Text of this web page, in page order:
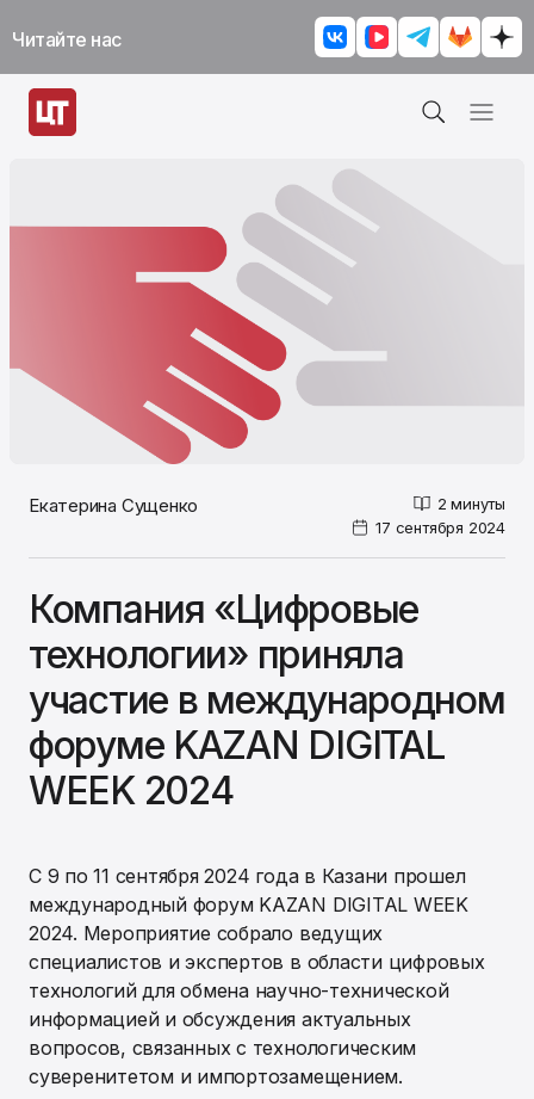
Читайте нас
Екатерина Сущенко
2 минуты
17 сентября 2024
Компания «Цифровые
технологии» приняла
участие в международном
форуме KAZAN DIGITAL
WEEK 2024
С 9 по 11 сентября 2024 года в Казани прошел
международный форум KAZAN DIGITAL WEEK
2024. Мероприятие собрало ведущих
специалистов и экспертов в области цифровых
технологий для обмена научно-технической
информацией и обсуждения актуальных
вопросов, связанных с технологическим
суверенитетом и импортозамещением.